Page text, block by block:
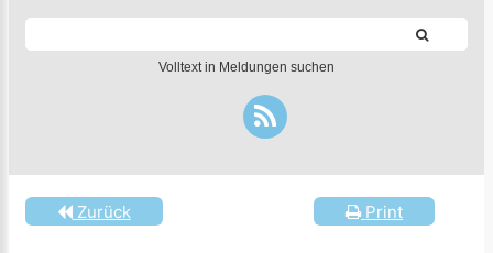
Volltext in Meldungen suchen
Print
Zurück